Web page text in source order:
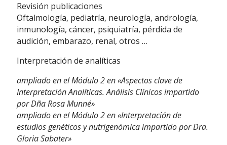
Revisión publicaciones
Oftalmología, pediatría, neurología, andrología,
inmunología, cáncer, psiquiatría, pérdida de
audición, embarazo, renal, otros …
Interpretación de analíticas
ampliado en el Módulo 2 en «Aspectos clave de
Interpretación Analíticas. Análisis Clínicos impartido
por Dña Rosa Munné»
ampliado en el Módulo 2 en «Interpretación de
estudios genéticos y nutrigenómica impartido por Dra.
Gloria Sabater»